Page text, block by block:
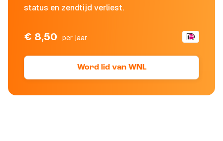
status en zendtijd verliest.
€ 8,50 per jaar
Word lid van WNL